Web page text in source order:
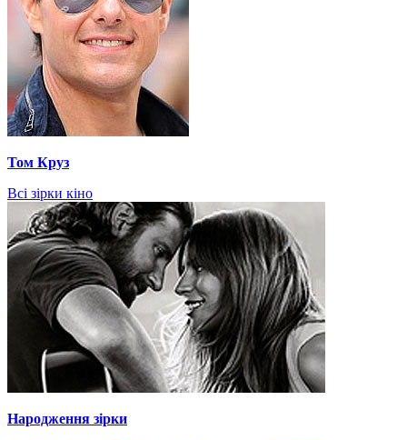
Том Круз
Всі зірки кіно
Народження зірки